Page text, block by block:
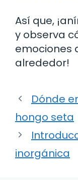
Así que,
y observa
emociones
alrededor!
Dónde
hongo seta
inorgánica